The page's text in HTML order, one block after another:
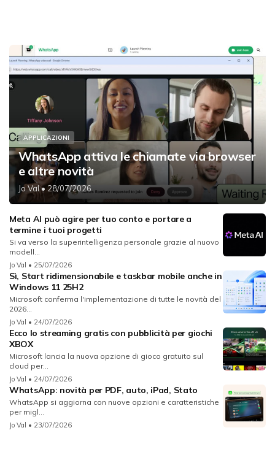
APPLICAZIONI
WhatsApp attiva le chiamate via browser
e altre novità
Jo Val• 28/07/2026
Meta AI può agire per tuo conto e portare a
termine i tuoi progetti
Si va verso la superintelligenza personale grazie al nuovo
modell...
Jo Val • 25/07/2026
Sì, Start ridimensionabile e taskbar mobile anche in
Windows 11 25H2
Microsoft conferma l'implementazione di tutte le novità del
2026...
Jo Val • 24/07/2026
Ecco lo streaming gratis con pubblicità per giochi
XBOX
Microsoft lancia la nuova opzione di gioco gratuito sul
cloud per...
Jo Val • 24/07/2026
WhatsApp: novità per PDF, auto, iPad, Stato
WhatsApp si aggiorna con nuove opzioni e caratteristiche
per migl...
Jo Val • 23/07/2026